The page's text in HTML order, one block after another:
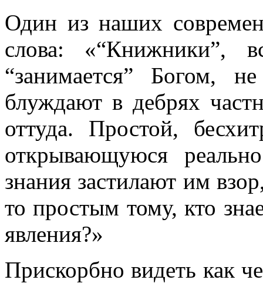
Один из наших
слова: «“Книжники”,
“занимается” Богом,
блуждают в дебрях
оттуда. Простой,
открывающуюся
знания застилают им
то простым тому, кто
явления?»
Прискорбно видеть как